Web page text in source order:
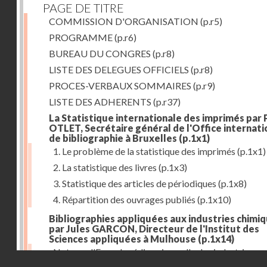
PAGE DE TITRE
COMMISSION D'ORGANISATION (p.r5)
PROGRAMME(p.r6)
BUREAU DU CONGRES (p.r8)
LISTE DES DELEGUES OFFICIELS (p.r8)
PROCES-VERBAUX SOMMAIRES (p.r9)
LISTE DES ADHERENTS (p.r37)
La Statistique internationale des imprimés par
OTLET, Secrétaire général de l'Office
de bibliographie à Bruxelles (p.1x1)
1. Le problème de la statistique des imprimés (p.1x1)
2. La statistique des livres (p.1x3)
3. Statistique des articles de périodiques (p.1x8)
4. Répartition des ouvrages publiés (p.1x10)
Bibliographies appliquées aux industries
par Jules GARCON, Directeur de l'Institut des
Sciences appliquées à Mulhouse (p.1x14)
Note sur l'Encyclopédie universelle des industries